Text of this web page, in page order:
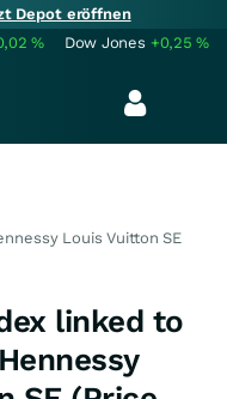
Depot eröffnen
% Dow Jones +0,25%
Louis Vuitton SE
linked to